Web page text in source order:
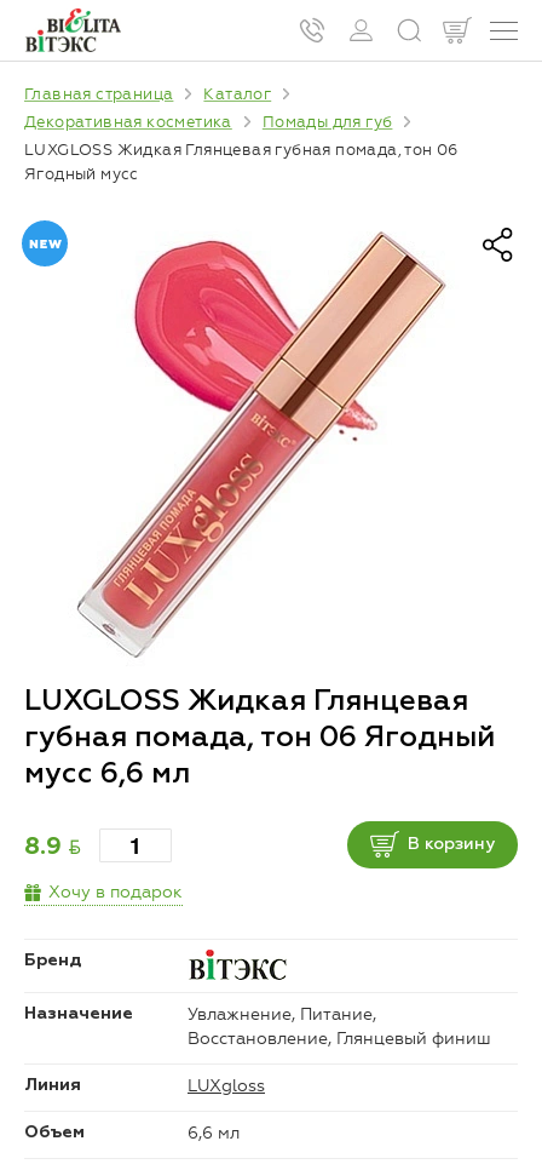
Главная страница
Каталог
Декоративная косметика
Помады для губ
LUXGLOSS Жидкая Глянцевая губная помада, тон 06
Ягодный мусс
LUXGLOSS Жидкая Глянцевая
губная помада, тон 06 Ягодный
мусс 6,6 мл
8.9 BYN В корзину
Хочу в подарок
Бренд
Назначение
Увлажнение, Питание,
Восстановление, Глянцевый финиш
Линия LUXgloss
Объем 6,6 мл